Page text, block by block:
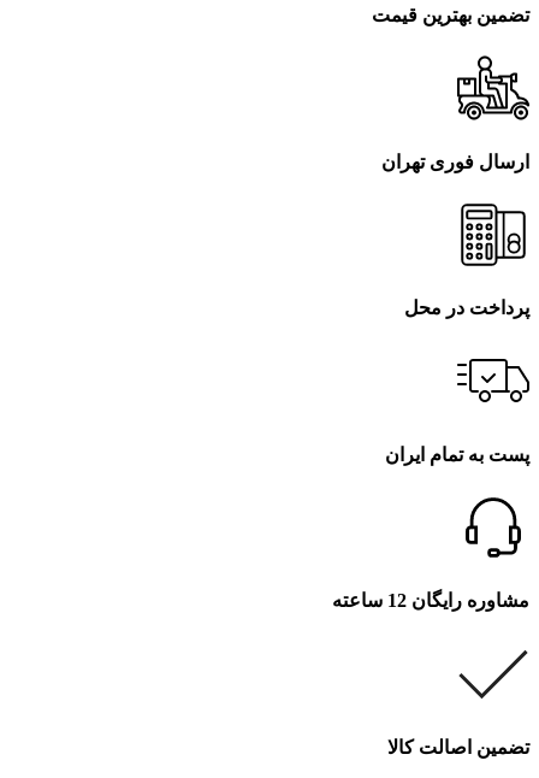
تضمین بهترین قیمت
ارسال فوری تهران
پرداخت در محل
پست به تمام ایران
مشاوره رایگان 12 ساعته
تضمین اصالت کالا